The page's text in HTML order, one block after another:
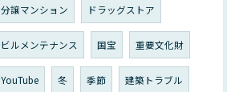
分譲マンション ドラッグストア
ビルメンテナンス 国宝 重要文化財
YouTube 冬 季節 建築トラブル